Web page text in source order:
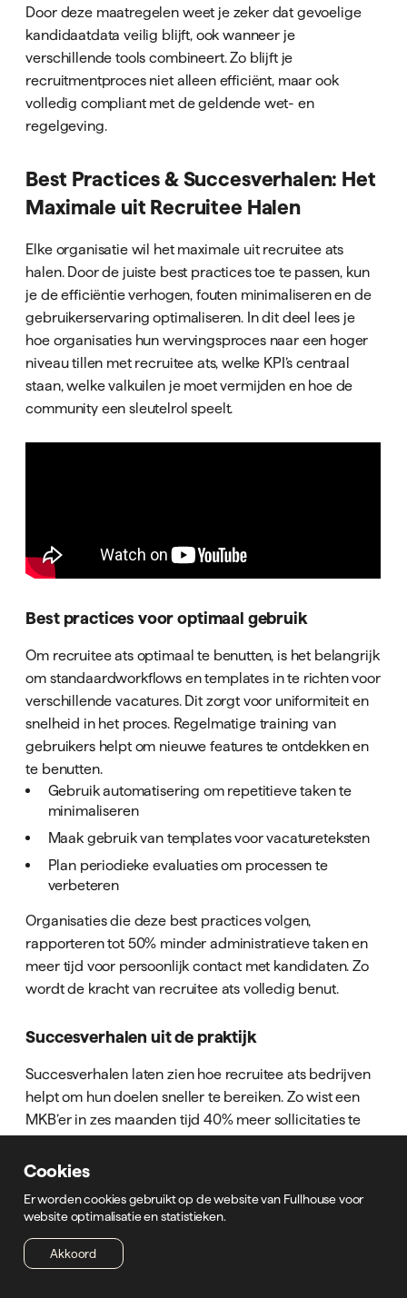
Cookies
Er worden cookies gebruikt op de website van Fullhouse voor
website optimalisatie en statistieken.
Akkoord
Door deze maatregelen weet je zeker dat gevoelige
kandidaatdata veilig blijft, ook wanneer je
verschillende tools combineert. Zo blijft je
recruitmentproces niet alleen efficiënt, maar ook
volledig compliant met de geldende wet- en
regelgeving.
Best Practices & Succesverhalen: Het
Maximale uit Recruitee Halen
Elke organisatie wil het maximale uit recruitee ats
halen. Door de juiste best practices toe te passen, kun
je de efficiëntie verhogen, fouten minimaliseren en de
gebruikerservaring optimaliseren. In dit deel lees je
hoe organisaties hun wervingsproces naar een hoger
niveau tillen met recruitee ats, welke KPI’s centraal
staan, welke valkuilen je moet vermijden en hoe de
community een sleutelrol speelt.
Best practices voor optimaal gebruik
Om recruitee ats optimaal te benutten, is het belangrijk
om standaardworkflows en templates in te richten voor
verschillende vacatures. Dit zorgt voor uniformiteit en
snelheid in het proces. Regelmatige training van
gebruikers helpt om nieuwe features te ontdekken en
te benutten.
Gebruik automatisering om repetitieve taken te
minimaliseren
Maak gebruik van templates voor vacatureteksten
Plan periodieke evaluaties om processen te
verbeteren
Organisaties die deze best practices volgen,
rapporteren tot 50% minder administratieve taken en
meer tijd voor persoonlijk contact met kandidaten. Zo
wordt de kracht van recruitee ats volledig benut.
Succesverhalen uit de praktijk
Succesverhalen laten zien hoe recruitee ats bedrijven
helpt om hun doelen sneller te bereiken. Zo wist een
MKB’er in zes maanden tijd 40% meer sollicitaties te
grootbedrijf betrok hiring managers actiever via
Benieuwd naar meer inspirerende voorbeelden? Bekijk
de
succesverhalen over recruitmentsoftware
ontdek hoe diverse organisaties hun